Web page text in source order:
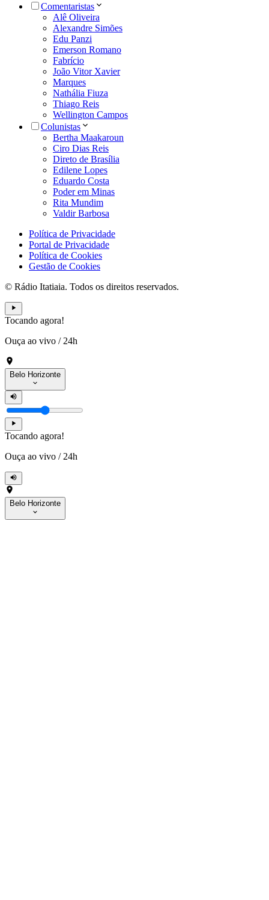
Comentaristas
Alê Oliveira
Alexandre Simões
Edu Panzi
Emerson Romano
Fabrício
João Vitor Xavier
Marques
Nathália Fiuza
Thiago Reis
Wellington Campos
Colunistas
Bertha Maakaroun
Ciro Dias Reis
Direto de Brasília
Edilene Lopes
Eduardo Costa
Poder em Minas
Rita Mundim
Valdir Barbosa
Política de Privacidade
Portal de Privacidade
Política de Cookies
Gestão de Cookies
© Rádio Itatiaia. Todos os direitos reservados.
Tocando agora!
Ouça ao vivo / 24h
Belo Horizonte
Tocando agora!
Ouça ao vivo / 24h
Belo Horizonte